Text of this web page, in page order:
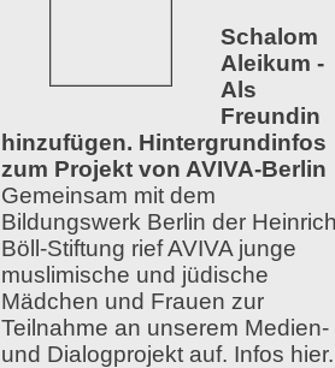
Schalom
Aleikum -
Als
Freundin
hinzufügen. Hintergrundinfos
zum Projekt von AVIVA-Berlin
Gemeinsam mit dem
Bildungswerk Berlin der
Böll-Stiftung rief AVIVA junge
muslimische und jüdische
Mädchen und Frauen zur
Teilnahme an unserem Medien-
und Dialogprojekt auf. Infos